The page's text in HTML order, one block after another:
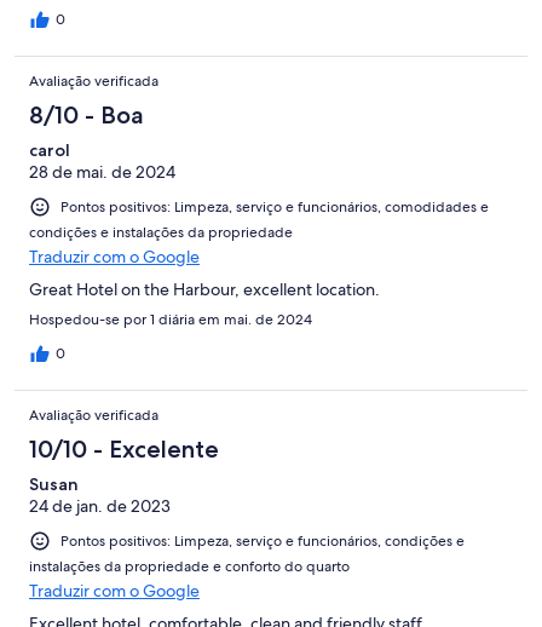
0
Avaliação verificada
8/10 - Boa
carol
28 de mai. de 2024
Pontos positivos: Limpeza, serviço e funcionários, comodidades e
condições e instalações da propriedade
Traduzir com o Google
Great Hotel on the Harbour, excellent location.
Hospedou-se por 1 diária em mai. de 2024
0
Avaliação verificada
10/10 - Excelente
Susan
24 de jan. de 2023
Pontos positivos: Limpeza, serviço e funcionários, condições e
instalações da propriedade e conforto do quarto
Traduzir com o Google